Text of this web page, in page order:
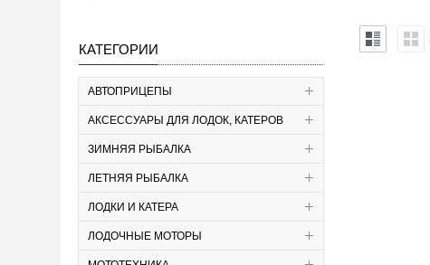
КАТЕГОРИИ
АВТОПРИЦЕПЫ
АКСЕССУАРЫ ДЛЯ ЛОДОК, КАТЕРОВ
ЗИМНЯЯ РЫБАЛКА
ЛЕТНЯЯ РЫБАЛКА
ЛОДКИ И КАТЕРА
ЛОДОЧНЫЕ МОТОРЫ